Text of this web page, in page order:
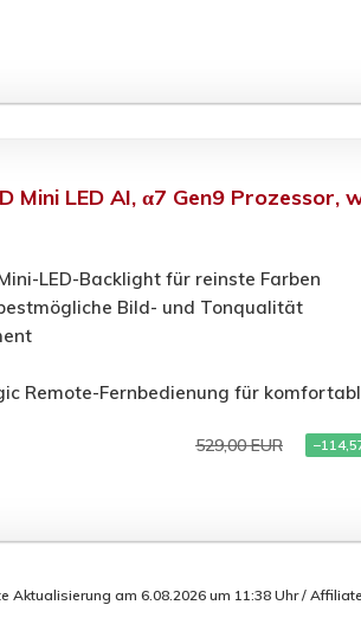
Mini LED AI, α7 Gen9 Prozessor,
LED-Backlight für reinste Farben
Bild- und Tonqualität
Remote-Fernbedienung für
529,00 EUR
am 6.08.2026 um 11:38 Uhr /